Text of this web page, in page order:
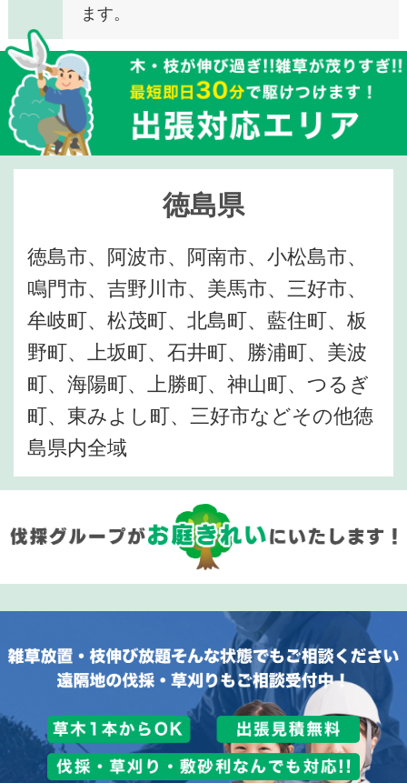
ます。
徳島県
徳島市、阿波市、阿南市、小松島市、
鳴門市、吉野川市、美馬市、三好市、
牟岐町、松茂町、北島町、藍住町、板
野町、上坂町、石井町、勝浦町、美波
町、海陽町、上勝町、神山町、つるぎ
町、東みよし町、三好市などその他徳
島県内全域